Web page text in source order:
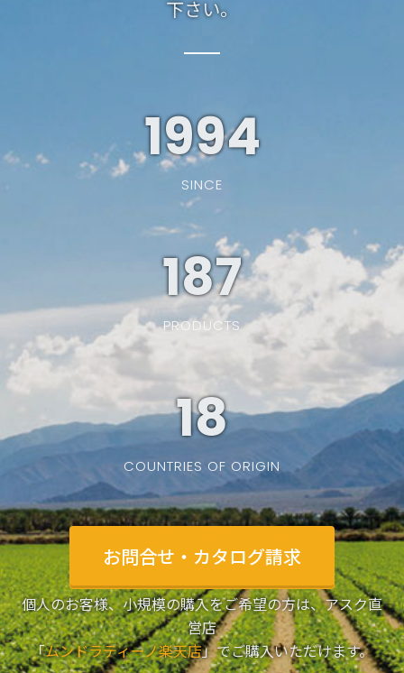
下さい。
1994
SINCE
187
PRODUCTS
19
COUNTRIES OF ORIGIN
お問合せ・カタログ請求
個人のお客様、小規模の購入をご希望の方は、アスク直
営店
「ムンドラティーノ楽天店」でご購入いただけます。